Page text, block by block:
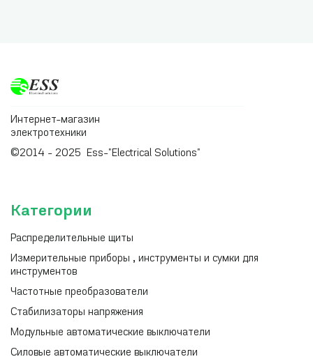
Интернет-магазин
электротехники
©2014 - 2025 Ess-"Electrical Solutions"
Категории
Распределительные щиты
Измерительные приборы , инструменты и сумки для
инструментов
Частотные преобразователи
Стабилизаторы напряжения
Модульные автоматические выключатели
Силовые автоматические выключатели